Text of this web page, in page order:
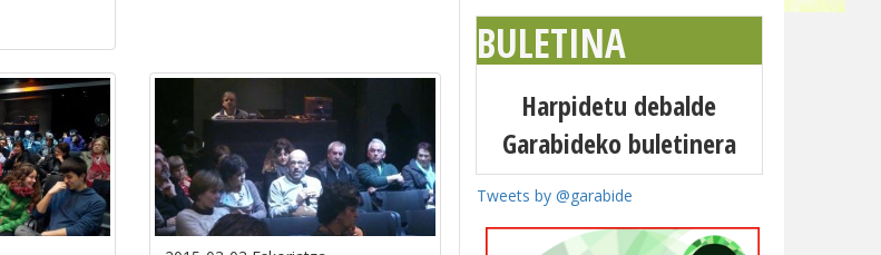
BULETINA
Harpidetu debalde
Garabideko buletinera
Tweets by @garabide